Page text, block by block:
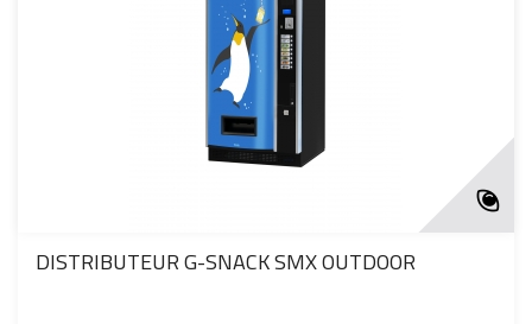
DISTRIBUTEUR G-SNACK SMX OUTDOOR